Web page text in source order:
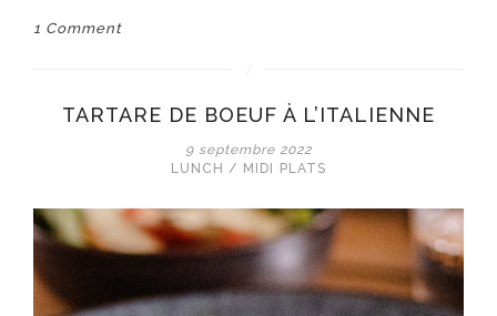
1 Comment
TARTARE DE BOEUF À L’ITALIENNE
9 septembre 2022
LUNCH / MIDI
PLATS